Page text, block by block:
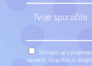
Strinjam se s
nasvetih, dogodkih in